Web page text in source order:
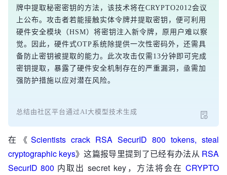
牌中提取秘密密钥的方法，该技术将在CRYPTO2012会议
上公布。攻击者若能接触实体令牌并提取密钥，便可利用
硬件安全模块（HSM）将密钥注入新令牌，原用户难以察
觉。因此，硬件式OTP系统除提供一次性密码外，还需具
备防止密钥被提取的能力。此次攻击仅需13分钟即可完成
密钥提取，暴露了硬件安全机制存在的严重漏洞，亟需加
强防护措施以应对潜在风险。
总结由社区平台通过AI大模型技术生成
在《 Scientists crack RSA SecurID 800 tokens, steal
cryptographic keys》这篇报导里提到了已经有办法从 RSA
SecurID 800 内取出 secret key，方法将会在 CRYPTO